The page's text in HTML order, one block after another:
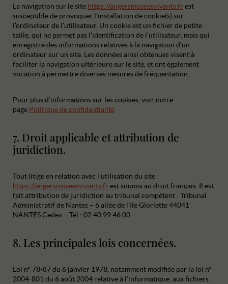
La navigation sur le site https://angersmuseesvivants.fr est
susceptible de provoquer l’installation de cookie(s) sur
l’ordinateur de l’utilisateur. Un cookie est un fichier de petite
taille, qui ne permet pas l’identification de l’utilisateur, mais qui
enregistre des informations relatives à la navigation d’un
ordinateur sur un site. Les données ainsi obtenues visent à
faciliter la navigation ultérieure sur le site, et ont également
vocation à permettre diverses mesures de fréquentation.
Pour plus d’informations sur les cookies, voir notre
page Politique de confidentialité
7. Droit applicable et attribution de
juridiction.
Tout litige en relation avec l’utilisation du site
https://angersmuseesvivants.fr est soumis au droit français. Il est
fait attribution de juridiction au tribunal compétent : Tribunal
Administratif de Nantes – 6 allée de l’Ile Gloriette 44041
NANTES Cedex – Tél : 02 40 99 46 00
8. Les principales lois concernées.
Loi n° 78-87 du 6 janvier 1978, notamment modifiée par la loi n°
2004-801 du 6 août 2004 relative à l’informatique, aux fichiers